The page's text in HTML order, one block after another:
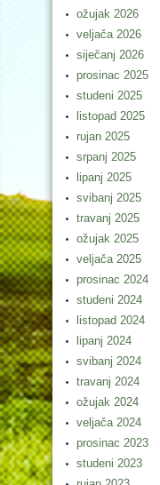
ožujak 2026
veljača 2026
siječanj 2026
prosinac 2025
studeni 2025
listopad 2025
rujan 2025
srpanj 2025
lipanj 2025
svibanj 2025
travanj 2025
ožujak 2025
veljača 2025
prosinac 2024
studeni 2024
listopad 2024
lipanj 2024
svibanj 2024
travanj 2024
ožujak 2024
veljača 2024
prosinac 2023
studeni 2023